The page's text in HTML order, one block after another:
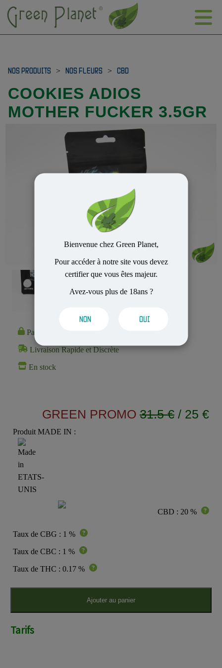
Bienvenue chez Green Planet,
Pour accéder à notre site vous devez
certifier que vous êtes majeur.
Avez-vous plus de 18ans ?
NON OUI
NOS PRODUITS > NOS FLEURS > CBD
COOKIES ADIOS
MOTHER FUCKER 3.5GR
Paiement 100% Sécurisé
Livraison Rapide et Discrète
En stock
GREEN PROMO 31.5 €/ 25 €
Produit MADE IN :
CBD : 20 %
Taux de CBG : 1 %
Taux de CBC : 1 %
Taux de THC : 0.17 %
Ajouter au panier
Tarifs